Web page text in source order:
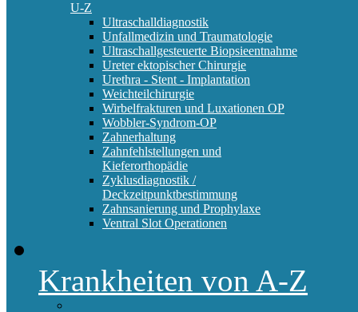
U-Z
Ultraschalldiagnostik
Unfallmedizin und Traumatologie
Ultraschallgesteuerte Biopsieentnahme
Ureter ektopischer Chirurgie
Urethra - Stent - Implantation
Weichteilchirurgie
Wirbelfrakturen und Luxationen OP
Wobbler-Syndrom-OP
Zahnerhaltung
Zahnfehlstellungen und
Kieferorthopädie
Zyklusdiagnostik /
Deckzeitpunktbestimmung
Zahnsanierung und Prophylaxe
Ventral Slot Operationen
Krankheiten von A-Z